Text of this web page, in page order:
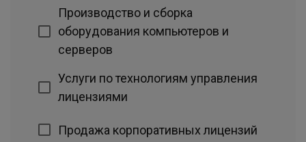
Производство и сборка
оборудования компьютеров и
серверов
Услуги по технологиям управления
лицензиями
Продажа корпоративных лицензий